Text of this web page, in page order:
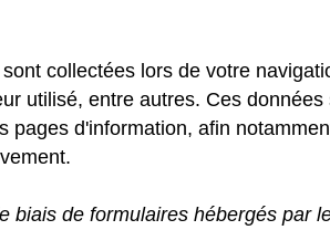
collectées lors de votre
utilisé, entre autres. Ces
pages d'information, afin
biais de formulaires hébergés par